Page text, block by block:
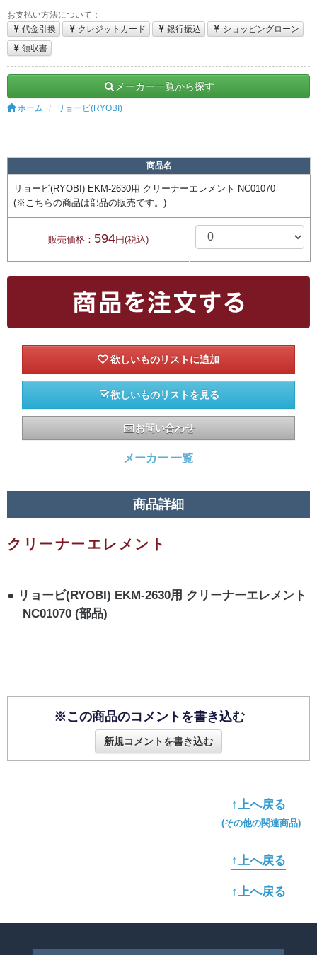
お支払い方法について：
代金引換
クレジットカード 銀行振込
ショッピングローン
領収書
メーカー一覧から探す
ホーム リョービ(RYOBI)
商品名
リョービ(RYOBI) EKM-2630用 クリーナーエレメント NC01070
(※こちらの商品は部品の販売です。)
販売価格： 594円(税込)
欲しいものリストを見る
お問い合わせ
メーカー 一覧
商品詳細
クリーナーエレメント
リョービ(RYOBI) EKM-2630用 クリーナーエレメント
NC01070 (部品)
※この商品のコメントを書き込む
新規コメントを書き込む
↑上へ戻る
(その他の関連商品)
↑上へ戻る
↑上へ戻る